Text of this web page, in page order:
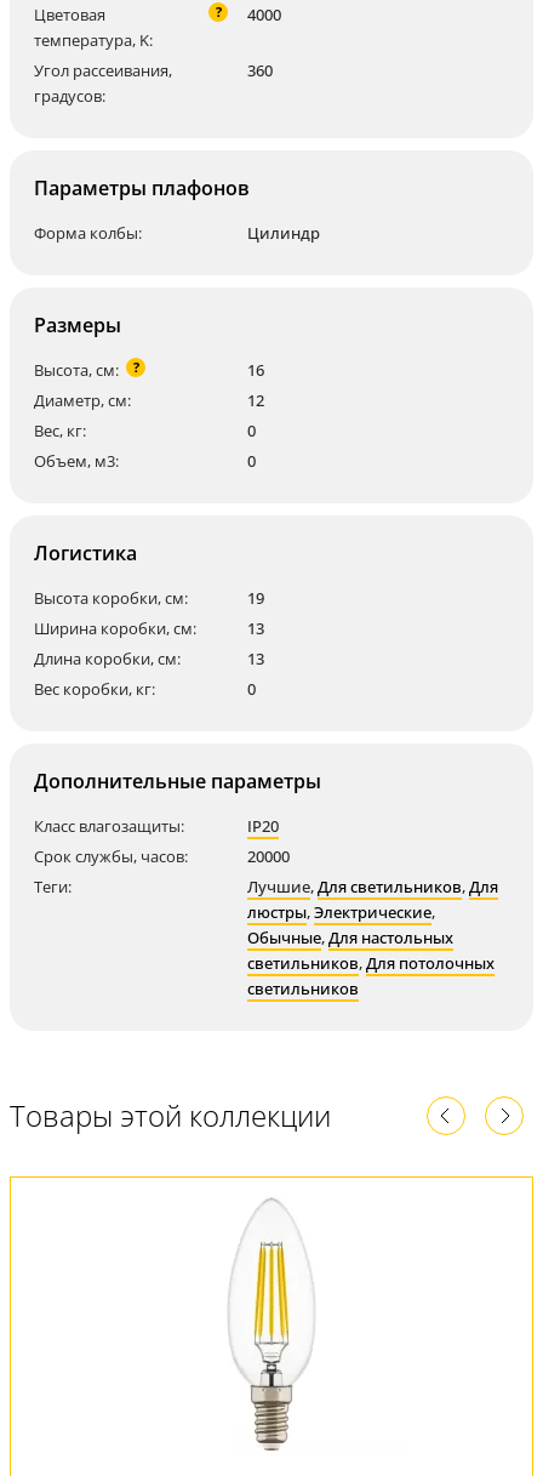
Цветовая
температура, K:
? 4000
Угол рассеивания,
градусов:
360
Параметры плафонов
Форма колбы: Цилиндр
Размеры
Высота, см: ?
16
Диаметр, см:
12
Вес, кг:
0
Объем, м3:
0
Логистика
Высота коробки, см:
19
Ширина коробки, см:
13
Длина коробки, см:
13
Вес коробки, кг:
0
Дополнительные параметры
Класс влагозащиты:
IP20
Срок службы, часов:
20000
Теги:
Лучшие,Для светильников,Для
люстры,Электрические,
Обычные,Для настольных
светильников,Для потолочных
светильников
Товары этой коллекции